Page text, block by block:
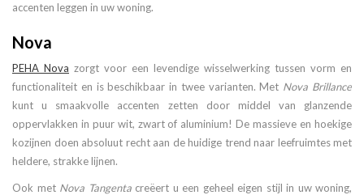
accenten leggen in uw woning.
Nova
PEHA Nova zorgt voor een levendige wisselwerking tussen vorm en
functionaliteit en is beschikbaar in twee varianten. Met Nova Brillance
kunt u smaakvolle accenten zetten door middel van glanzende
oppervlakken in puur wit, zwart of aluminium! De massieve en hoekige
kozijnen doen absoluut recht aan de huidige trend naar leefruimtes met
heldere, strakke lijnen.
Ook met Nova Tangentacreëert u een geheel eigen stijl in uw woning,